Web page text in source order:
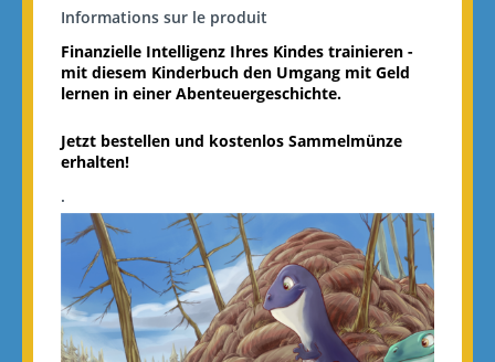
Informations sur le produit
Finanzielle Intelligenz Ihres Kindes trainieren -
mit diesem Kinderbuch den Umgang mit Geld
lernen in einer Abenteuergeschichte.
Jetzt bestellen und kostenlos Sammelmünze
erhalten!
.